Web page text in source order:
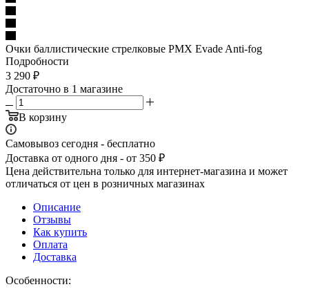
Очки баллистические стрелковые PMX Evade Anti-fog
Подробности
3 290 ₽
Достаточно в 1 магазине
В корзину
Самовывоз сегодня - бесплатно
Доставка от одного дня - от 350 ₽
Цена действительна только для интернет-магазина и может
отличаться от цен в розничных магазинах
Описание
Отзывы
Как купить
Оплата
Доставка
Особенности: